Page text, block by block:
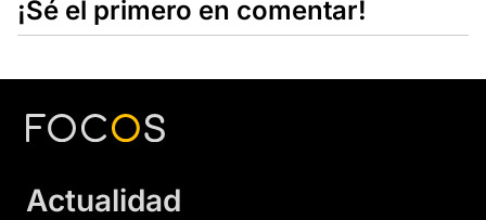
¡Sé el primero en comentar!
Actualidad